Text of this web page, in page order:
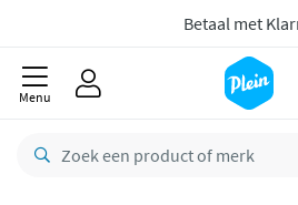
Betaal met
Menu